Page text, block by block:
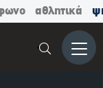
αθλητικά
Μενού